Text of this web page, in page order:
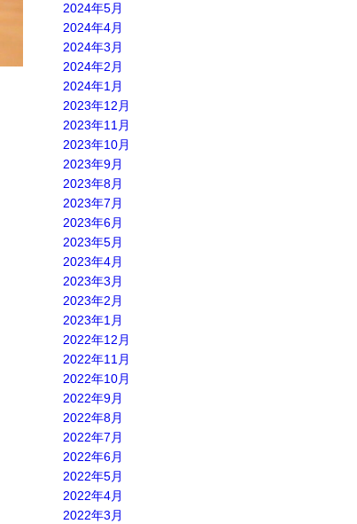
2024年5月
2024年4月
2024年3月
2024年2月
2024年1月
2023年12月
2023年11月
2023年10月
2023年9月
2023年8月
2023年7月
2023年6月
2023年5月
2023年4月
2023年3月
2023年2月
2023年1月
2022年12月
2022年11月
2022年10月
2022年9月
2022年8月
2022年7月
2022年6月
2022年5月
2022年4月
2022年3月